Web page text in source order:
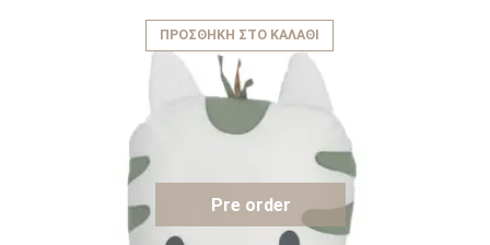
ΠΡΟΣΘΉΚΗ ΣΤΟ ΚΑΛΆΘΙ
Pre order